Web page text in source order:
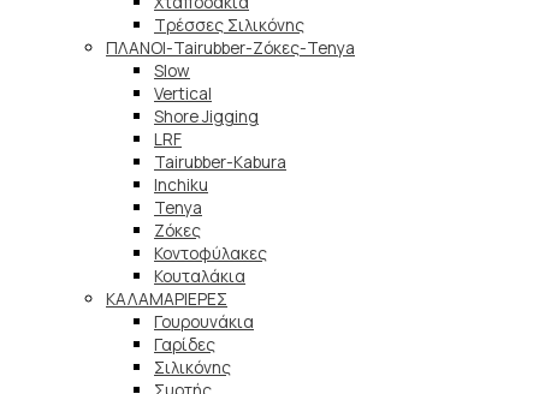
Τρέσσες Σιλικόνης
ΠΛΑΝΟΙ-Tairubber-Ζόκες-Tenya
Slow
Vertical
Shore Jigging
LRF
Tairubber-Kabura
Inchiku
Tenya
Ζόκες
Κοντοφύλακες
Κουταλάκια
ΚΑΛΑΜΑΡΙΕΡΕΣ
Γουρουνάκια
Γαρίδες
Σιλικόνης